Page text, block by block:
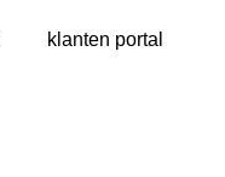
klanten portal